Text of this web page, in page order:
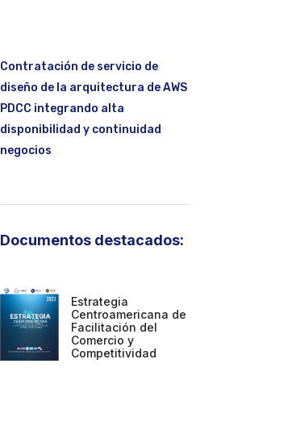
Contratación de servicio de
diseño de la arquitectura de AWS
PDCC integrando alta
disponibilidad y continuidad
negocios
Documentos destacados:
Estrategia
Centroamericana de
Facilitación del
Comercio y
Competitividad